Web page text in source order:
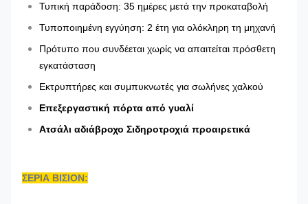
Τυπική παράδοση: 35 ημέρες μετά την προκαταβολή
Τυποποιημένη εγγύηση: 2 έτη για ολόκληρη τη μηχανή
Πρότυπο που συνδέεται χωρίς να απαιτείται πρόσθετη
εγκατάσταση
Εκτρυπτήρες και συμπυκνωτές για σωλήνες χαλκού
Επεξεργαστική πόρτα από γυαλί
Ατσάλι αδιάβροχο Σιδηροτροχιά προαιρετικά
ΣΕΡΙΑ ΒΙΣΙΟΝ: